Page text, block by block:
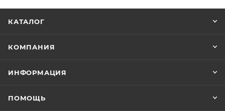
КАТАЛОГ
КОМПАНИЯ
ИНФОРМАЦИЯ
ПОМОЩЬ